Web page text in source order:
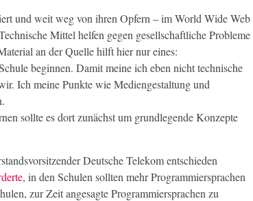
und weit weg von ihren Opfern – im World Wide Web
Mittel helfen gegen gesellschaftliche Probleme
an der Quelle hilft hier nur eines:
beginnen. Damit meine ich eben nicht technische
Ich meine Punkte wie Mediengestaltung und
sollte es dort zunächst um grundlegende Konzepte
Deutsche Telekom entschieden
, in den Schulen sollten mehr Programmiersprachen
zur Zeit angesagte Programmiersprachen zu